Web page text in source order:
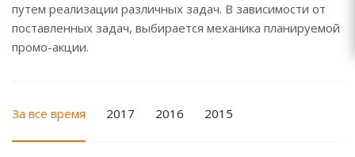
путем реализации различных задач. В зависимости от
поставленных задач, выбирается механика планируемой
промо-акции.
За все время 2017 2016 2015